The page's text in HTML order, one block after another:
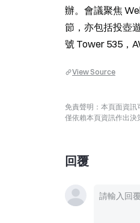
辦。會議聚焦
節，亦包括投壺
號 Tower 535，
View Source
免責聲明：本頁面資訊
僅依賴本頁資訊作出決
回覆